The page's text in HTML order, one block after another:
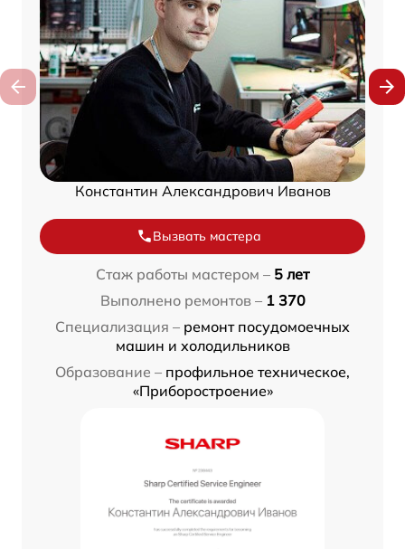
Константин Александрович Иванов
Вызвать мастера
Стаж работы мастером – 5 лет
Выполнено ремонтов – 1 370
Специализация – ремонт посудомоечных
машин и холодильников
Образование – профильное техническое,
«Приборостроение»